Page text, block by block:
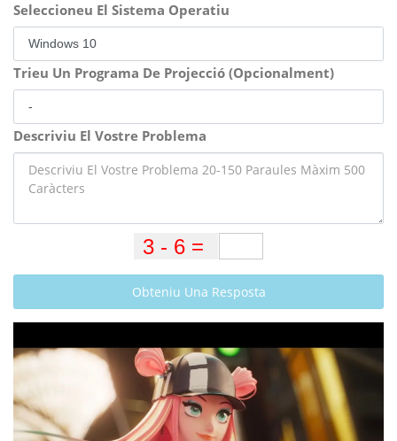
Seleccioneu El Sistema Operatiu
Trieu Un Programa De Projecció (Opcionalment)
Descriviu El Vostre Problema
Obteniu Una Resposta